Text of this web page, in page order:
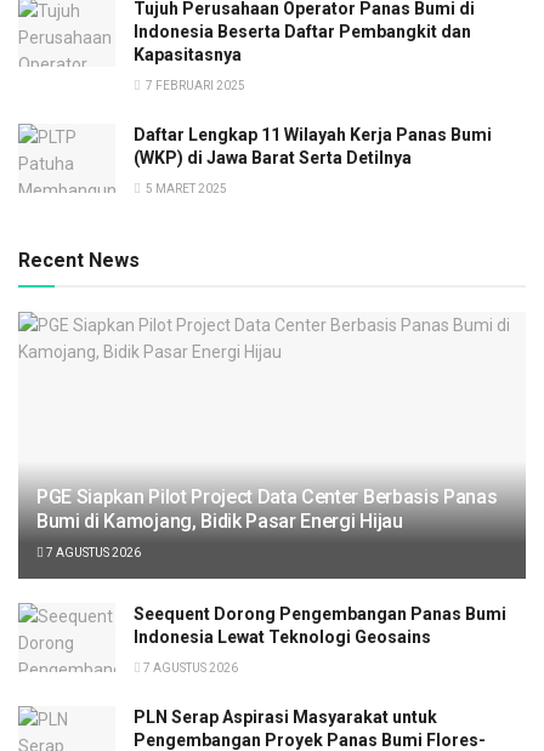
Tujuh Perusahaan Operator Panas Bumi di
Indonesia Beserta Daftar Pembangkit dan
Kapasitasnya
7 FEBRUARI 2025
Daftar Lengkap 11 Wilayah Kerja Panas Bumi
(WKP) di Jawa Barat Serta Detilnya
5 MARET 2025
Recent News
PGE Siapkan Pilot Project Data Center Berbasis Panas
Bumi di Kamojang, Bidik Pasar Energi Hijau
7 AGUSTUS 2026
Seequent Dorong Pengembangan Panas Bumi
Indonesia Lewat Teknologi Geosains
7 AGUSTUS 2026
PLN Serap Aspirasi Masyarakat untuk
Pengembangan Proyek Panas Bumi Flores-